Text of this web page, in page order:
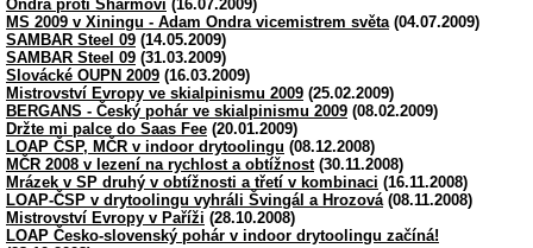
Ondra proti Sharmovi (16.07.2009)
MS 2009 v Xiningu - Adam Ondra vicemistrem světa(04.07.2009)
SAMBAR Steel 09 (14.05.2009)
SAMBAR Steel 09 (31.03.2009)
Slovácké OUPN 2009 (16.03.2009)
Mistrovství Evropy ve skialpinismu 2009 (25.02.2009)
BERGANS - Český pohár ve skialpinismu 2009 (08.02.2009)
Držte mi palce do Saas Fee (20.01.2009)
LOAP ČSP, MČR v indoor drytoolingu (08.12.2008)
MČR 2008 v lezení na rychlost a obtížnost(30.11.2008)
Mrázek v SP druhý v obtížnosti a třetí v kombinaci (16.11.2008)
LOAP-ČSP v drytoolingu vyhráli Švingál a Hrozová(08.11.2008)
Mistrovství Evropy v Paříži (28.10.2008)
LOAP Česko-slovenský pohár v indoor drytoolingu začíná!